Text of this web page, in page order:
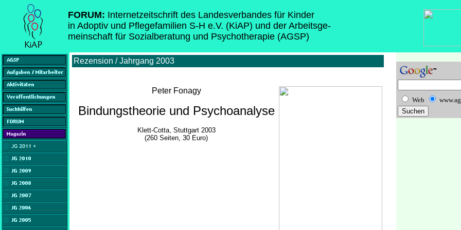
FORUM: Internetzeitschrift des Landesverbandes für Kinder
in Adoptiv und Pflegefamilien S-H e.V. (KiAP) und der Arbeitsge-
meinschaft für Sozialberatung und Psychotherapie (AGSP)
Rezension / Jahrgang 2003
Peter Fonagy
Bindungstheorie und Psychoanalyse
Klett-Cotta, Stuttgart 2003
(260 Seiten, 30 Euro)
Web